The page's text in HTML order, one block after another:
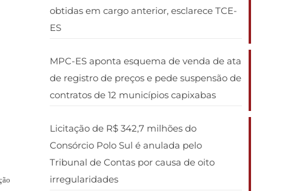
obtidas em cargo anterior, esclarece TCE-
ES
MPC-ES aponta esquema de venda de ata
de registro de preços e pede suspensão de
contratos de 12 municípios capixabas
Licitação de R$ 342,7 milhões do
Consórcio Polo Sul é anulada pelo
Tribunal de Contas por causa de oito
irregularidades